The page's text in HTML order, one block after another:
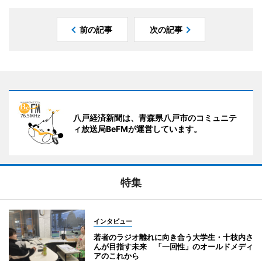
前の記事 次の記事
八戸経済新聞は、青森県八戸市のコミュニテ
ィ放送局BeFMが運営しています。
特集
インタビュー
若者のラジオ離れに向き合う大学生・十枝内さ
んが目指す未来 「一回性」のオールドメディ
アのこれから